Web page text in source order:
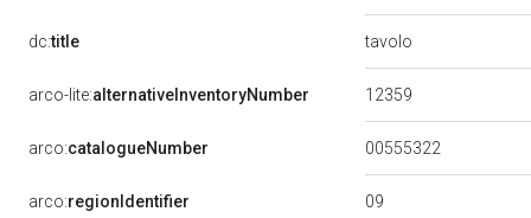
dc:title tavolo
arco-lite:alternativeInventoryNumber 12359
arco:catalogueNumber 00555322
arco:regionIdentifier 09